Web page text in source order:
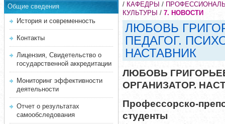
Общие сведения
История и современность
Контакты
Лицензия, Свидетельство о
государственной аккредитации
Мониторинг эффективности
деятельности
Отчет о результатах
самообследования
/ КАФЕДРЫ /
КУЛЬТУРЫ / 7. НОВОСТИ
ЛЮБОВЬ
ПЕДАГОГ.
НАСТАВНИК
ЛЮБОВЬ
ОРГАНИЗАТОР.
Профессорско-
студенты